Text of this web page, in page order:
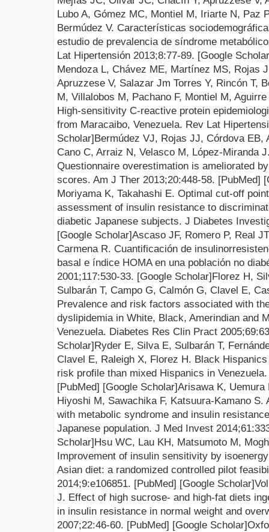
Lubo A, Gómez MC, Montiel M, Iriarte N, Paz
Bermúdez V. Características
estudio de prevalencia de síndrome
Lat Hipertensión 2013;8:77-89. [Google Scholar
Mendoza L, Chávez ME, Martínez MS, Rojas
Apruzzese V, Salazar Jm Torres Y, Rincón T,
M, Villalobos M, Pachano F, Montiel M,
High-sensitivity C-reactive protein
from Maracaibo, Venezuela. Rev Lat
Scholar]Bermúdez VJ, Rojas JJ, Córdova EB,
Cano C, Arraiz N, Velasco M, López-Miranda
Questionnaire overestimation is ameliorated
scores. Am J Ther 2013;20:448-58. [PubMed] [
Moriyama K, Takahashi E. Optimal cut-off
assessment of insulin resistance to
diabetic Japanese subjects. J Diabetes
[Google Scholar]Ascaso JF, Romero P, Real
Carmena R. Cuantificación de
basal e índice HOMA en una población no
2001;117:530-33. [Google Scholar]Florez H,
Sulbarán T, Campo G, Calmón G, Clavel E,
Prevalence and risk factors associated with
dyslipidemia in White, Black, Amerindian and
Venezuela. Diabetes Res Clin Pract
Scholar]Ryder E, Silva E, Sulbarán T,
Clavel E, Raleigh X, Florez H. Black
risk profile than mixed Hispanics in
[PubMed] [Google Scholar]Arisawa K, Uemura
Hiyoshi M, Sawachika F, Katsuura-Kamano
with metabolic syndrome and insulin
Japanese population. J Med Invest
Scholar]Hsu WC, Lau KH, Matsumoto M,
Improvement of insulin sensitivity by
Asian diet: a randomized controlled pilot
2014;9:e106851. [PubMed] [Google Scholar]
J. Effect of high sucrose- and high-fat diets
in insulin resistance in normal weight and
2007;22:46-60. [PubMed] [Google Scholar]